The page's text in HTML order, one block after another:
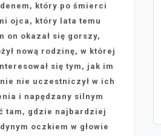
który po śmierci
ojca, który lata temu
on okazał się gorszy,
nową rodzinę, w której
się tym, jak im
nie uczestniczył w ich
i napędzany silnym
tam, gdzie najbardziej
oczkiem w głowie